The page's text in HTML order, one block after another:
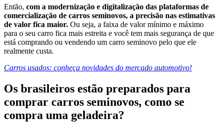
Então, com a modernização e digitalização das plataformas de
comercialização de carros seminovos, a precisão nas estimativas
de valor fica maior. Ou seja, a faixa de valor mínimo e máximo
para o seu carro fica mais estreita e você tem mais segurança de que
está comprando ou vendendo um carro seminovo pelo que ele
realmente custa.
Carros usados: conheça novidades do mercado automotivo!
Os brasileiros estão preparados para
comprar carros seminovos, como se
compra uma geladeira?